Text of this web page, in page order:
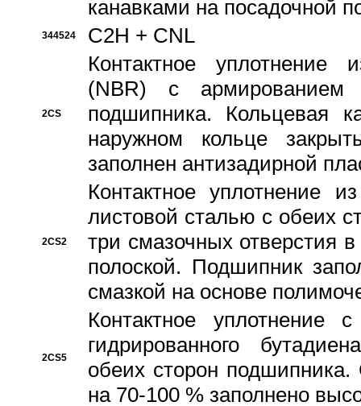
канавками на посадочной
344524 C2H + CNL
2CS
Контактное уплотнение
(NBR) с
подшипника. Кольцевая
наружном кольце
заполнен антизадирной
2CS2
Контактное уплотнение
листовой сталью с обеих
три смазочных отверстия
полоской. Подшипник
смазкой на основе
2CS5
Контактное уплотнение
гидрированного
обеих сторон
на 70-100 % заполнено